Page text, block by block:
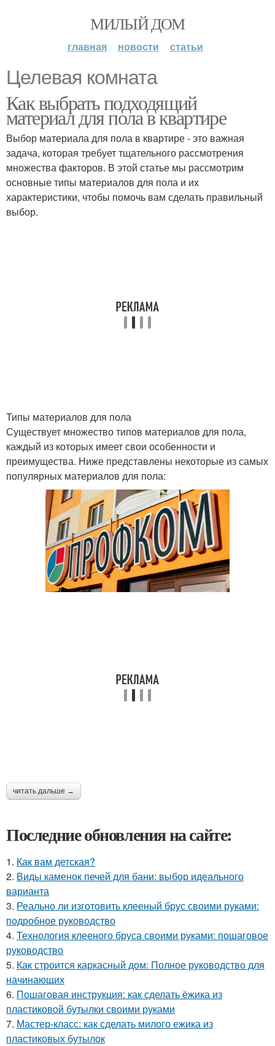
МИЛЫЙ ДОМ
главная новости статьи
Целевая комната
Как выбрать подходящий
материал для пола в квартире
Выбор материала для пола в квартире - это важная
задача, которая требует тщательного рассмотрения
множества факторов. В этой статье мы рассмотрим
основные типы материалов для пола и их
характеристики, чтобы помочь вам сделать правильный
выбор.
Типы материалов для пола
Существует множество типов материалов для пола,
каждый из которых имеет свои особенности и
преимущества. Ниже представлены некоторые из самых
популярных материалов для пола:
читать дальше →
Последние обновления на сайте:
1. Как вам детская?
2. Виды каменок печей для бани: выбор идеального
варианта
3. Реально ли изготовить клееный брус своими руками:
подробное руководство
4. Технология клееного бруса своими руками: пошаговое
руководство
5. Как строится каркасный дом: Полное руководство для
начинающих
6. Пошаговая инструкция: как сделать ёжика из
пластиковой бутылки своими руками
7. Мастер-класс: как сделать милого ежика из
пластиковых бутылок